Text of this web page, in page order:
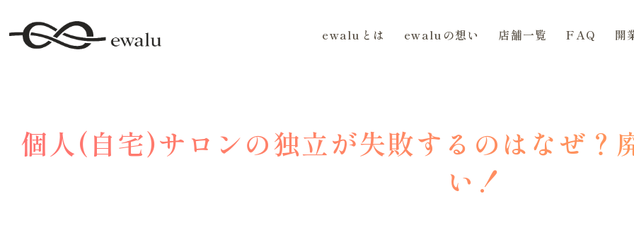
ewaluとは ewaluの想い 店舗一覧 FAQ 開
個人(自宅)サロンの独立が失敗するのはなぜ？
い！